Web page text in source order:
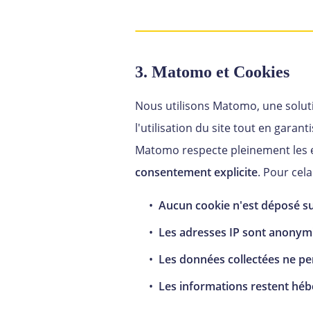
3. Matomo et Cookies
Nous utilisons Matomo, une
l'utilisation du site tout en
Matomo respecte pleinement les
consentement explicite. Pour
Aucun cookie n'est déposé
Les adresses IP sont
Les données collectées ne
Les informations restent